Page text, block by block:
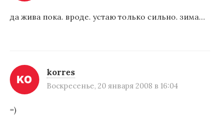
да жива пока. вроде. устаю только сильно. зима…
korres
Воскресенье, 20 января 2008 в 16:04
=)